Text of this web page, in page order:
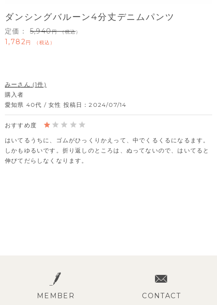
ダンシングバルーン4分丈デニムパンツ
定価： 5,940 （税込）
1,782 税込
みー
1
購入者
愛知県 40代 女性 投稿日 2024/07/14
はいてるうちに、ゴムがひっくりかえって、中でくるくるになるます。
しかもゆるいです。折り返しのところは、ぬってないので、はいてると
伸びてだらしなくなります。
MEMBER CONTACT